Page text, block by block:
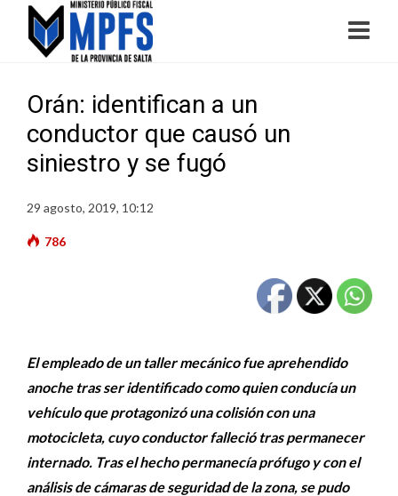
Orán: identifican a un
conductor que causó un
siniestro y se fugó
29 agosto, 2019, 10:12
786
El empleado de un taller mecánico fue aprehendido
anoche tras ser identificado como quien conducía un
vehículo que protagonizó una colisión con una
motocicleta, cuyo conductor falleció tras permanecer
internado. Tras el hecho permanecía prófugo y con el
análisis de cámaras de seguridad de la zona, se pudo